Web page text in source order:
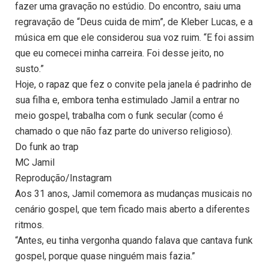
fazer uma gravação no estúdio. Do encontro, saiu uma
regravação de “Deus cuida de mim”, de Kleber Lucas, e a
música em que ele considerou sua voz ruim. “E foi assim
que eu comecei minha carreira. Foi desse jeito, no
susto.”
Hoje, o rapaz que fez o convite pela janela é padrinho de
sua filha e, embora tenha estimulado Jamil a entrar no
meio gospel, trabalha com o funk secular (como é
chamado o que não faz parte do universo religioso).
Do funk ao trap
MC Jamil
Reprodução/Instagram
Aos 31 anos, Jamil comemora as mudanças musicais no
cenário gospel, que tem ficado mais aberto a diferentes
ritmos.
“Antes, eu tinha vergonha quando falava que cantava funk
gospel, porque quase ninguém mais fazia.”